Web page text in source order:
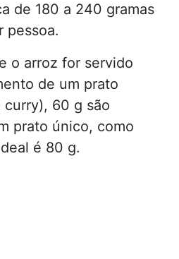
de 180 a 240 gramas
pessoa.
o arroz for servido
de um prato
60 g são
prato único, como
é 80 g.